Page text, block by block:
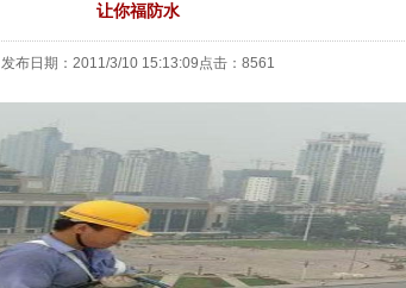
让你福防水
发布日期：2011/3/10 15:13:09点击：8561